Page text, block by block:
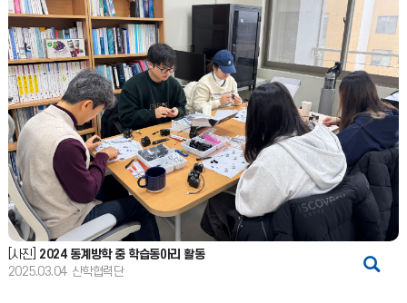
[사진] 2024 동계방학 중 학습동아리 활동
2025.03.04 산학협력단